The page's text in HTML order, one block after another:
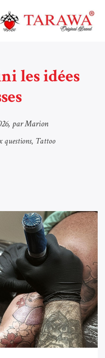
les idées
, par Marion
questions Tattoo